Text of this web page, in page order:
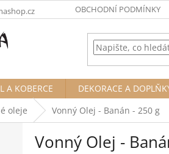
OBCHODNÍ PODMÍNKY
A KOBERCE DEKORACE A
oleje Vonný Olej - Banán - 250 g
Vonný Olej -